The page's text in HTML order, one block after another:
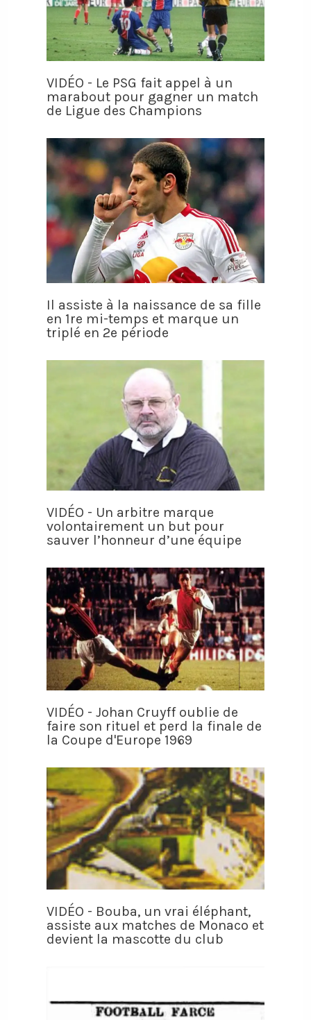
VIDÉO - Le PSG fait appel à un
marabout pour gagner un match
de Ligue des Champions
Il assiste à la naissance de sa fille
en 1re mi-temps et marque un
triplé en 2e période
VIDÉO - Un arbitre marque
volontairement un but pour
sauver l’honneur d’une équipe
VIDÉO - Johan Cruyff oublie de
faire son rituel et perd la finale de
la Coupe d'Europe 1969
VIDÉO - Bouba, un vrai éléphant,
assiste aux matches de Monaco et
devient la mascotte du club